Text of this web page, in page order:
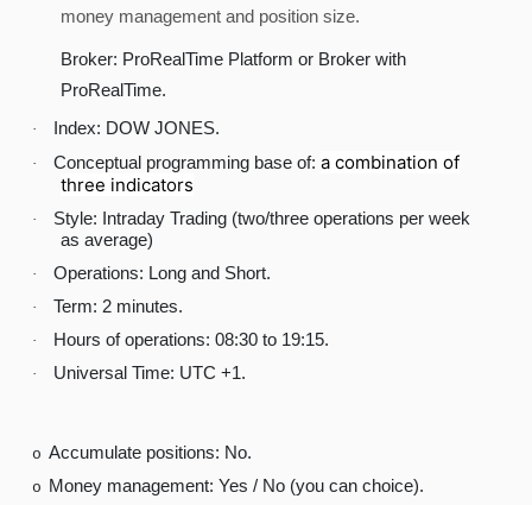
money management and position size.
Broker: ProRealTime Platform or Broker with
ProRealTime.
· Index: DOW JONES.
· Conceptual programming base of: a combination of
three indicators
·
Style: Intraday Trading (two/three operations per week
as average)
· Operations: Long and Short.
· Term: 2 minutes.
· Hours of operations: 08:30 to 19:15.
· Universal Time: UTC +1.
o Accumulate positions: No.
o Money management: Yes / No (you can choice).